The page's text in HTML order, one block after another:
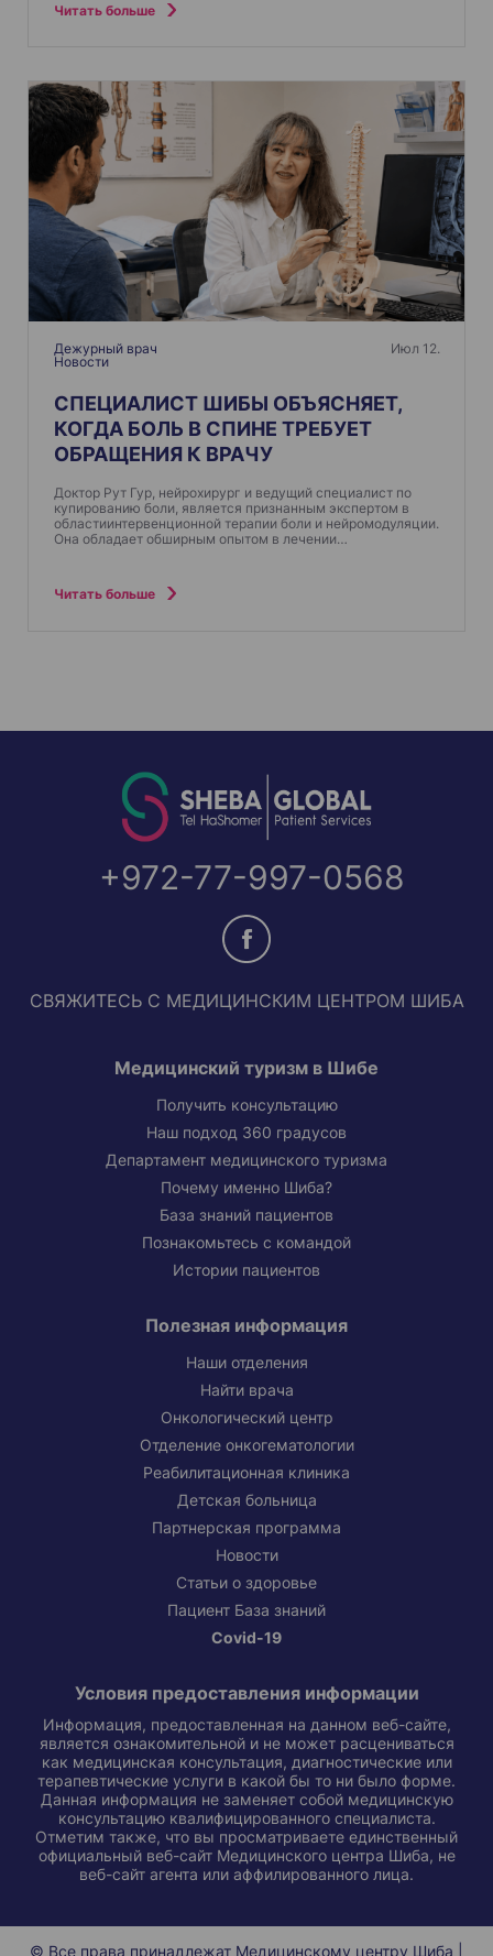
Читать больше
Дежурный врач
Новости
Июл 12.
СПЕЦИАЛИСТ ШИБЫ ОБЪЯСНЯЕТ,
КОГДА БОЛЬ В СПИНЕ ТРЕБУЕТ
ОБРАЩЕНИЯ К ВРАЧУ
Доктор Рут Гур, нейрохирург и ведущий специалист по
купированию боли, является признанным экспертом в
областиинтервенционной терапии боли и нейромодуляции.
Она обладает обширным опытом в лечении…
Читать больше
+972-77-997-0568
СВЯЖИТЕСЬ С МЕДИЦИНСКИМ ЦЕНТРОМ ШИБА
Медицинский туризм в Шибе
Получить консультацию
Наш подход 360 градусов
Департамент медицинского туризма
Почему именно Шиба?
База знаний пациентов
Познакомьтесь с командой
Истории пациентов
Полезная информация
Наши отделения
Найти врача
Онкологический центр
Отделение онкогематологии
Реабилитационная клиника
Детская больница
Партнерская программа
Новости
Статьи о здоровье
Пациент База знаний
Covid-19
Условия предоставления информации
Информация, предоставленная на данном веб-сайте,
является ознакомительной и не может расцениваться
как медицинская консультация, диагностические или
терапевтические услуги в какой бы то ни было форме.
Данная информация не заменяет собой медицинскую
консультацию квалифицированного специалиста.
Отметим также, что вы просматриваете единственный
официальный веб-сайт Медицинского центра Шиба, не
веб-сайт агента или аффилированного лица.
© Все права принадлежат Медицинскому центру Шиба |